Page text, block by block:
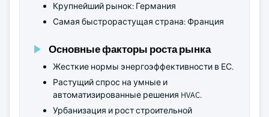
Крупнейший рынок: Германия
Самая быстрорастущая страна: Франция
Основные факторы роста рынка
Жесткие нормы энергоэффективности в ЕС.
Растущий спрос на умные и
автоматизированные решения HVAC.
Урбанизация и рост строительной